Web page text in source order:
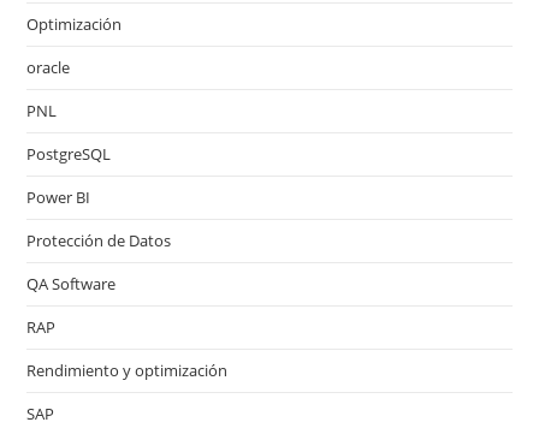
Optimización
oracle
PNL
PostgreSQL
Power BI
Protección de Datos
QA Software
RAP
Rendimiento y optimización
SAP